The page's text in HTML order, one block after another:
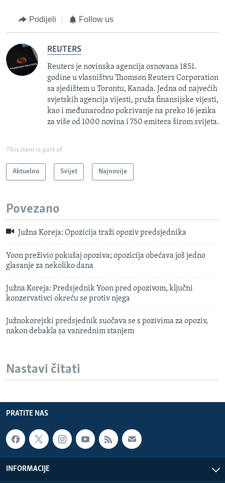
Podijeli Follow us
REUTERS
Reuters je novinska agencija osnovana 1851.
godine u vlasništvu Thomson Reuters Corporation
sa sjedištem u Torontu, Kanada. Jedna od najvećih
svjetskih agencija vijesti, pruža finansijske vijesti,
kao i međunarodno pokrivanje na preko 16 jezika
za više od 1000 novina i 750 emitera širom svijeta.
This item is part of
Aktuelno Svijet Najnovije
Povezano
Južna Koreja: Opozicija traži opoziv predsjednika
Yoon preživio pokušaj opoziva; opozicija obećava još jedno
glasanje za nekoliko dana
Južna Koreja: Predsjednik Yoon pred opozivom, ključni
konzervativci okreću se protiv njega
Južnokorejski predsjednik suočava se s pozivima za opoziv,
nakon debakla sa vanrednim stanjem
Nastavi čitati
PRATITE NAS
INFORMACIJE